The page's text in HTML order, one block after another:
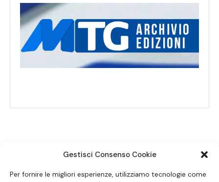
Gestisci Consenso Cookie
Per fornire le migliori esperienze, utilizziamo tecnologie come
SEGUICI SUI SOCIAL